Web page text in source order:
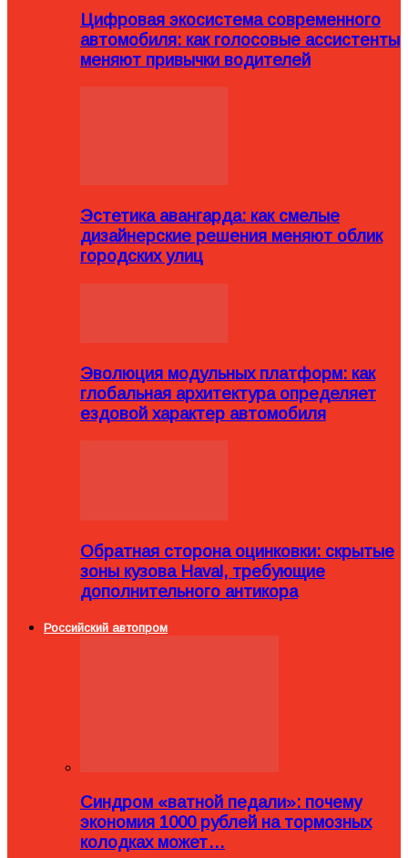
Цифровая экосистема современного
автомобиля: как голосовые ассистенты
меняют привычки водителей
Эстетика авангарда: как смелые
дизайнерские решения меняют облик
городских улиц
Эволюция модульных платформ: как
глобальная архитектура определяет
ездовой характер автомобиля
Обратная сторона оцинковки: скрытые
зоны кузова Haval, требующие
дополнительного антикора
Российский автопром
Синдром «ватной педали»: почему
экономия 1000 рублей на тормозных
колодках может…